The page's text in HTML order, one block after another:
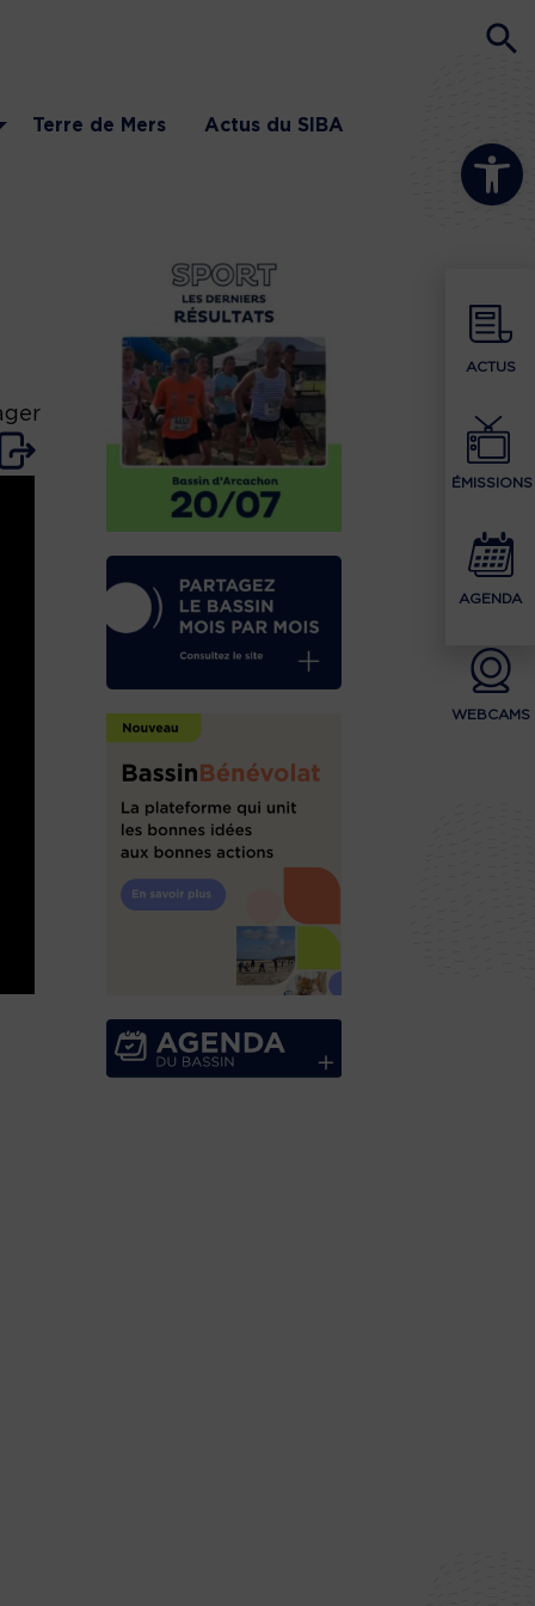
Ouvrir la
ACTUS
ÉMISSIONS
AGENDA
WEBCAMS
Terre de Mers Actus du SIBA